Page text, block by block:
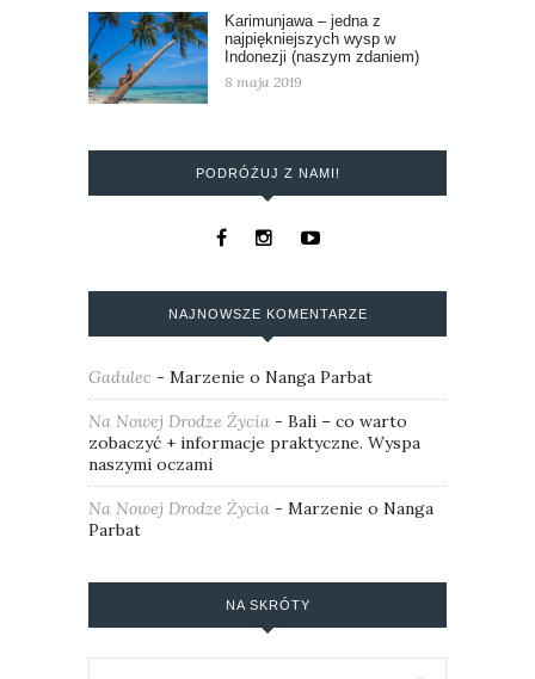
Karimunjawa – jedna z
najpiękniejszych wysp w
Indonezji (naszym zdaniem)
8 maja 2019
PODRÓŻUJ Z NAMI!
NAJNOWSZE KOMENTARZE
Gadulec - Marzenie o Nanga Parbat
Na Nowej Drodze Życia - Bali – co warto
zobaczyć + informacje praktyczne. Wyspa
naszymi oczami
Na Nowej Drodze Życia - Marzenie o Nanga
Parbat
NA SKRÓTY